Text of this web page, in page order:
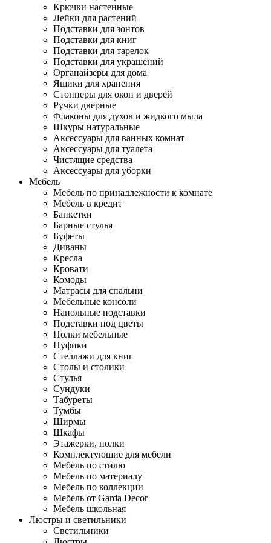
Крючки настенные
Лейки для растений
Подставки для зонтов
Подставки для книг
Подставки для тарелок
Подставки для украшений
Органайзеры для дома
Ящики для хранения
Стопперы для окон и дверей
Ручки дверные
Флаконы для духов и жидкого мыла
Шкуры натуральные
Аксессуары для ванных комнат
Аксессуары для туалета
Чистящие средства
Аксессуары для уборки
Мебель
Мебель по принадлежности к комнате
Мебель в кредит
Банкетки
Барные стулья
Буфеты
Диваны
Кресла
Кровати
Комоды
Матрасы для спальни
Мебельные консоли
Напольные подставки
Подставки под цветы
Полки мебельные
Пуфики
Стеллажи для книг
Столы и столики
Стулья
Сундуки
Табуреты
Тумбы
Ширмы
Шкафы
Этажерки, полки
Комплектующие для мебели
Мебель по стилю
Мебель по материалу
Мебель по коллекции
Мебель от Garda Decor
Мебель школьная
Люстры и светильники
Светильники